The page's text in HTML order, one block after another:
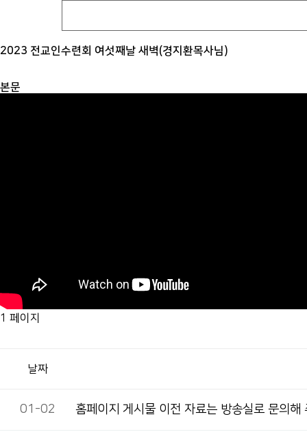
2023 전교인수련회 여섯째날 새벽(경지환목사님)
본문
1 페이지
날짜
01-02 홈페이지 게시물 이전 자료는 방송실로 문의해